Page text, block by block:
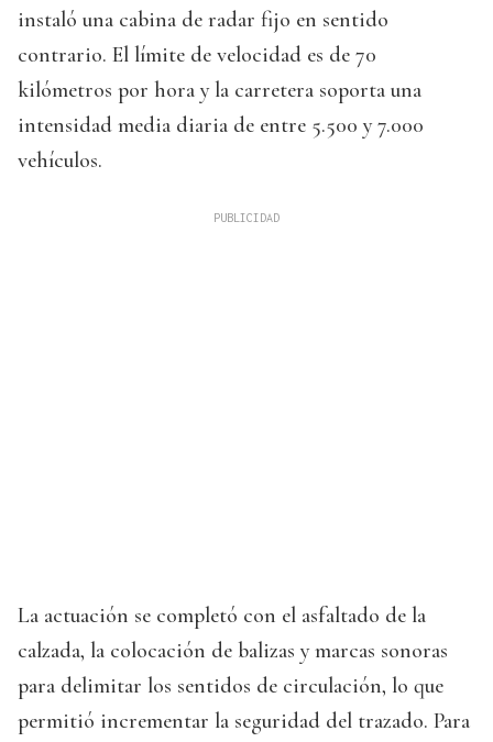
instaló una cabina de radar fijo en sentido
contrario. El límite de velocidad es de 70
kilómetros por hora y la carretera soporta una
intensidad media diaria de entre 5.500 y 7.000
vehículos.
La actuación se completó con el asfaltado de la
calzada, la colocación de balizas y marcas sonoras
para delimitar los sentidos de circulación, lo que
permitió incrementar la seguridad del trazado. Para